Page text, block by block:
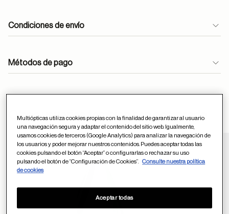
Condiciones de envío
Métodos de pago
Otros usuarios tambien han comprado
Guardar en
Multiópticas utiliza cookies propias con la finalidad de garantizar al usuario
una navegación segura y adaptar el contenido del sitio web. Igualmente,
usamos cookies de terceros (Google Analytics) para analizar la navegación de
los usuarios y poder mejorar nuestros contenidos. Puedes aceptar todas las
cookies pulsando el botón “Aceptar” o configurarlas o rechazar su uso
pulsando el botón de “Configuración de Cookies”.
Consulte nuestra política
de cookies
Aceptar todas